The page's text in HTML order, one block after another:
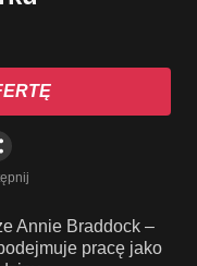
Annie Braddock –
pracę jako